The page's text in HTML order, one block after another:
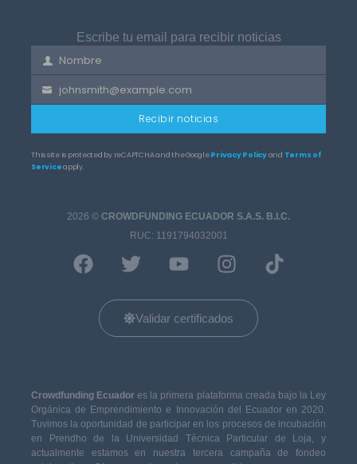
Escribe tu email para recibir noticias
First
Name
Nombre
Your
email
johnsmith@example.com
Recibir noticias
This site is protected by reCAPTCHA and the GooglePrivacy Policyand Terms of
Serviceapply.
2026 © CROWDFUNDING ECUADOR S.A.S. B.I.C.
RUC: 1191794032001
Validar certificados
Crowdfunding Ecuador es la primera plataforma creada bajo la Ley
Orgánica de Emprendimiento e Innovación del Ecuador en 2020.
Tuvimos la oportunidad de participar en los procesos de incubación
en Prendho de la Universidad Técnica Particular de Loja, y
actualmente estamos en nuestra tercera campaña de fondeo